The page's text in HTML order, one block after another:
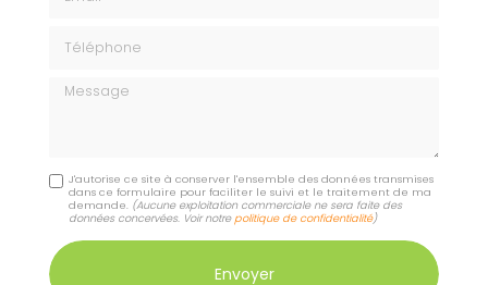
Téléphone
Message
J'autorise ce site à conserver l'ensemble des données transmises
dans ce formulaire pour faciliter le suivi et le traitement de ma
demande. (Aucune exploitation commerciale ne sera faite des
données concervées. Voir notrepolitique de confidentialité)